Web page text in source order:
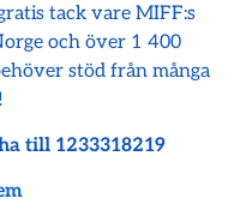
tack vare MIFF:s
och över 1 400
stöd från många
till 1233318219